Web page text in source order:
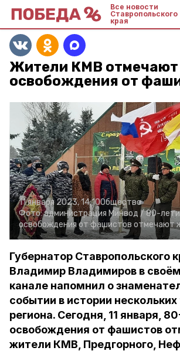
Все новости
Ставропольского
края
Жители КМВ отмечают
освобождения от
11 января 2023, 14:10Общество
Фото:администрация Минвод /80-
освобождения от фашистов отмечают
Губернатор Ставропольского
Владимир Владимиров в
канале напомнил о
событии в истории
региона. Сегодня, 11 января,
освобождения от фашистов
жители КМВ, Предгорного,